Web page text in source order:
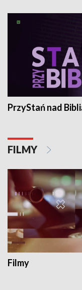
PrzyStań nad
FILMY
Filmy